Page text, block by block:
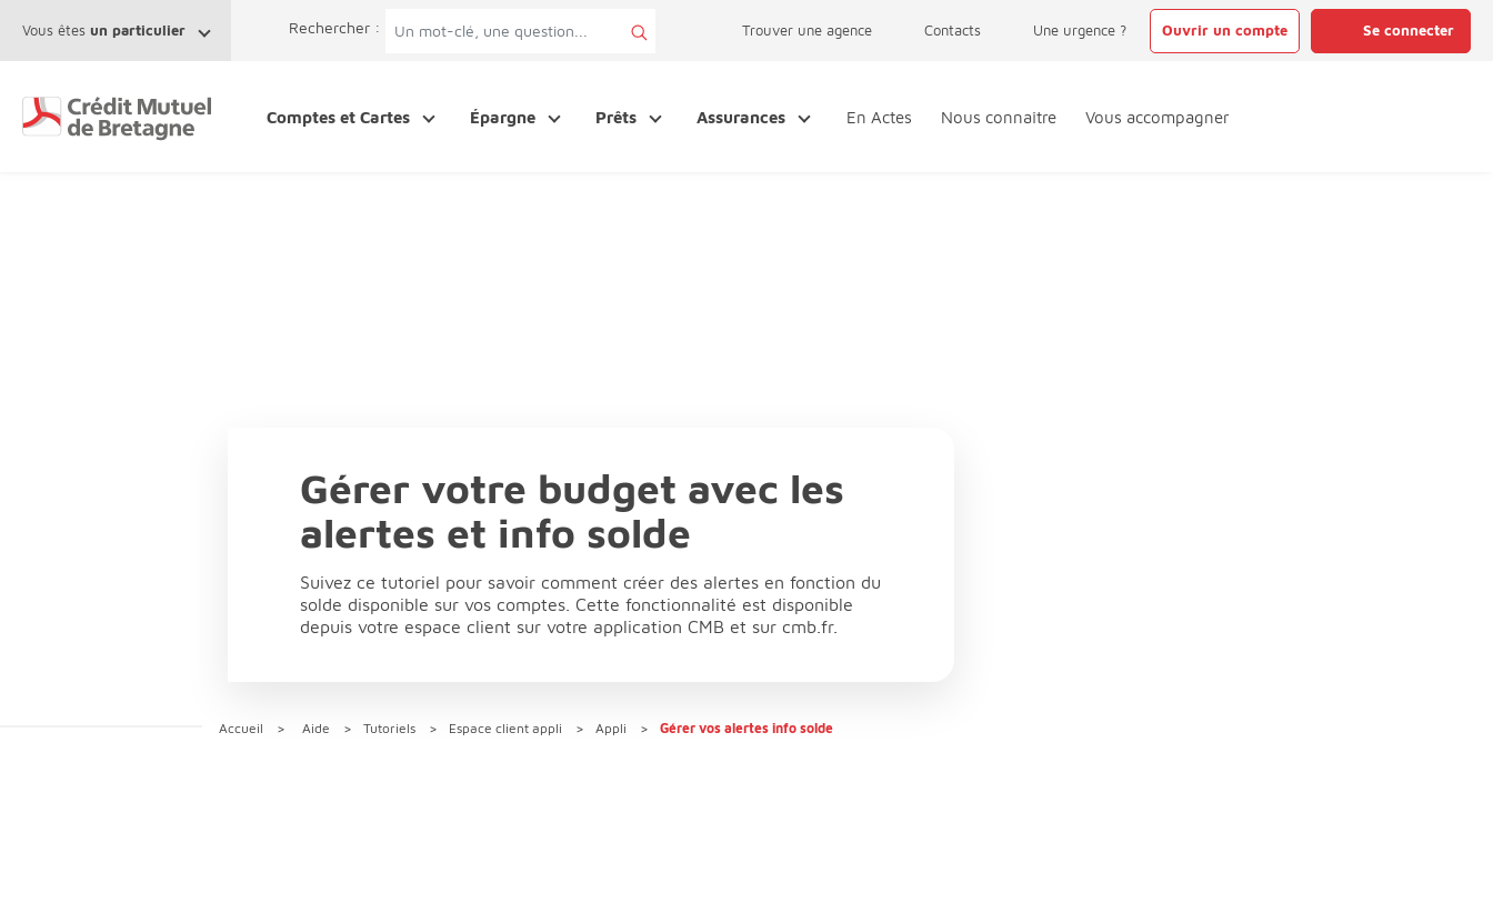
Vous êtes un particulier Rechercher : Trouver une agence Contacts Une urgence ? Ouvrir un compte Se connecter
Comptes et Cartes Épargne Prêts Assurances En Actes Nous connaître Vous accompagner
Gérer votre budget avec les
alertes et info solde
Suivez ce tutoriel pour savoir comment créer des alertes en fonction du
solde disponible sur vos comptes. Cette fonctionnalité est disponible
depuis votre espace client sur votre application CMB et sur cmb.fr.
Accueil Aide Tutoriels Espace client appli Appli Gérer vos alertes info solde